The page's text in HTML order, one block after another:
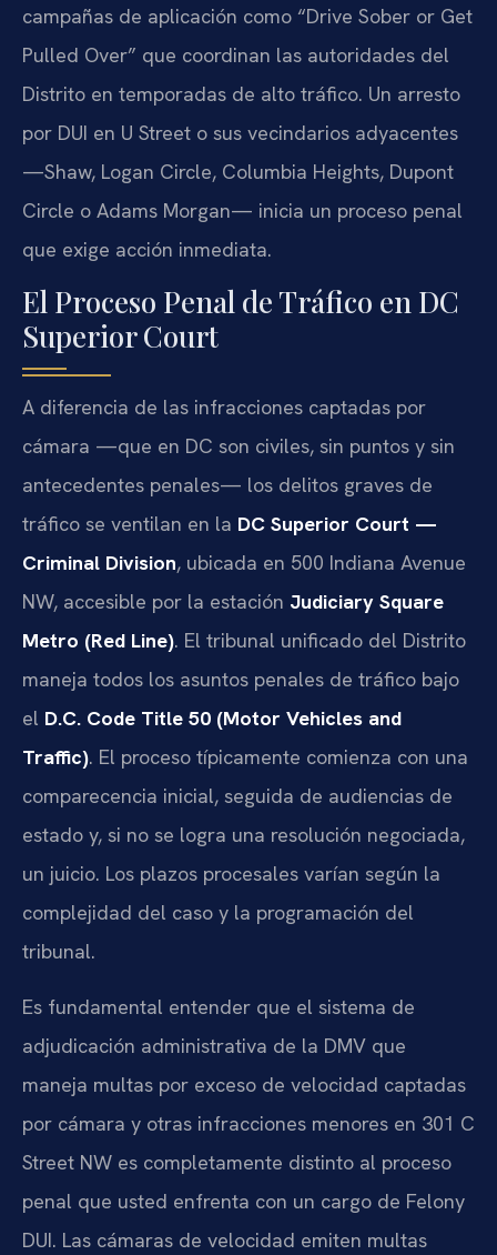
campañas de aplicación como “Drive Sober or Get
Pulled Over” que coordinan las autoridades del
Distrito en temporadas de alto tráfico. Un arresto
por DUI en U Street o sus vecindarios adyacentes
—Shaw, Logan Circle, Columbia Heights, Dupont
Circle o Adams Morgan— inicia un proceso penal
que exige acción inmediata.
El Proceso Penal de Tráfico en DC
Superior Court
A diferencia de las infracciones captadas por
cámara —que en DC son civiles, sin puntos y sin
antecedentes penales— los delitos graves de
tráfico se ventilan en la DC Superior Court —
Criminal Division, ubicada en 500 Indiana Avenue
NW, accesible por la estación Judiciary Square
Metro (Red Line). El tribunal unificado del Distrito
maneja todos los asuntos penales de tráfico bajo
el D.C. Code Title 50 (Motor Vehicles and
Traffic). El proceso típicamente comienza con una
comparecencia inicial, seguida de audiencias de
estado y, si no se logra una resolución negociada,
un juicio. Los plazos procesales varían según la
complejidad del caso y la programación del
tribunal.
Es fundamental entender que el sistema de
adjudicación administrativa de la DMV que
maneja multas por exceso de velocidad captadas
por cámara y otras infracciones menores en 301 C
Street NW es completamente distinto al proceso
penal que usted enfrenta con un cargo de Felony
DUI. Las cámaras de velocidad emiten multas